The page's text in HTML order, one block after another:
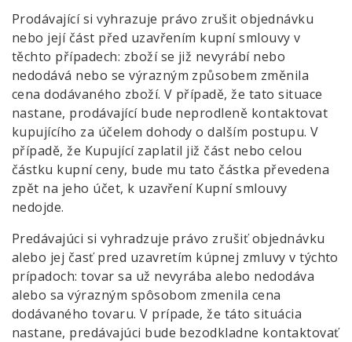
Prodávající si vyhrazuje právo zrušit objednávku
nebo její část před uzavřením kupní smlouvy v
těchto případech: zboží se již nevyrábí nebo
nedodává nebo se výrazným způsobem změnila
cena dodávaného zboží. V případě, že tato situace
nastane, prodávající bude neprodleně kontaktovat
kupujícího za účelem dohody o dalším postupu. V
případě, že Kupující zaplatil již část nebo celou
částku kupní ceny, bude mu tato částka převedena
zpět na jeho účet, k uzavření Kupní smlouvy
nedojde.
Predávajúci si vyhradzuje právo zrušiť objednávku
alebo jej časť pred uzavretím kúpnej zmluvy v týchto
prípadoch: tovar sa už nevyrába alebo nedodáva
alebo sa výrazným spôsobom zmenila cena
dodávaného tovaru. V prípade, že táto situácia
nastane, predávajúci bude bezodkladne kontaktovať